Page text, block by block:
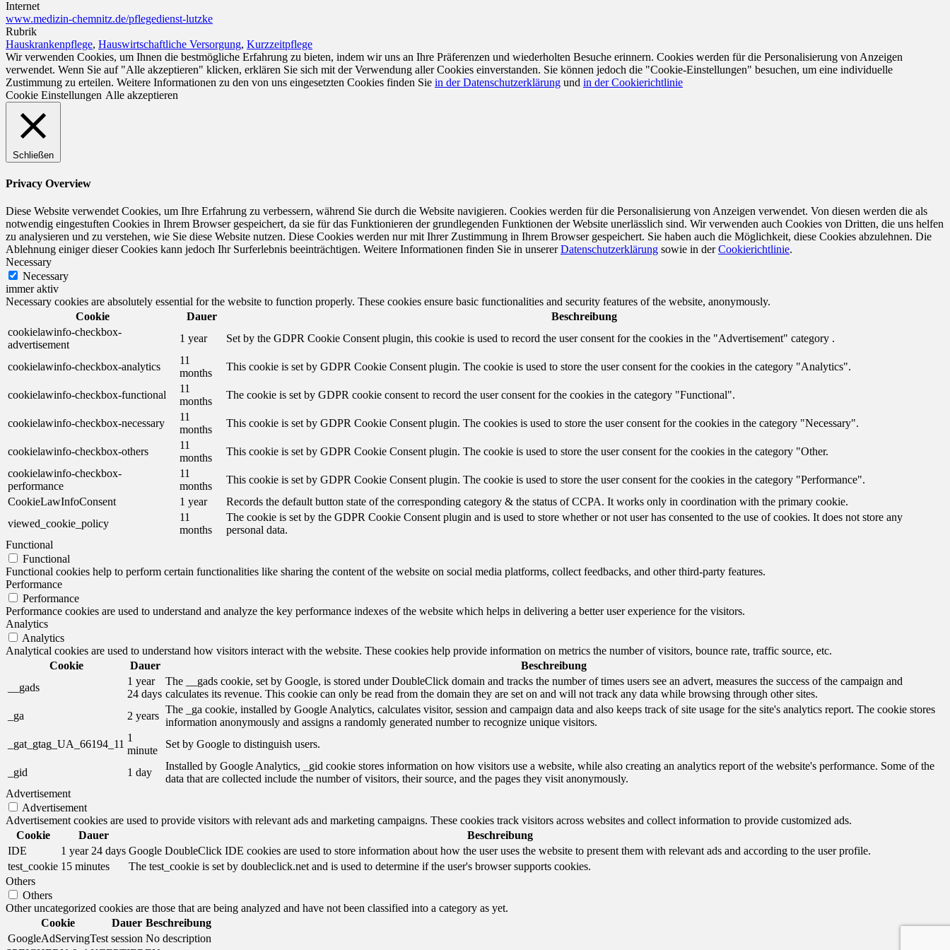
Internet
www.medizin-chemnitz.de/pflegedienst-lutzke
Rubrik
Hauskrankenpflege, Hauswirtschaftliche Versorgung, Kurzzeitpflege
Wir verwenden Cookies, um Ihnen die bestmögliche Erfahrung zu bieten, indem wir uns an Ihre Präferenzen und wiederholten Besuche erinnern. Cookies werden für die Personalisierung von Anzeigen
verwendet. Wenn Sie auf "Alle akzeptieren" klicken, erklären Sie sich mit der Verwendung aller Cookies einverstanden. Sie können jedoch die "Cookie-Einstellungen" besuchen, um eine individuelle
Zustimmung zu erteilen. Weitere Informationen zu den von uns eingesetzten Cookies finden Sie in der Datenschutzerklärung und in der Cookierichtlinie
Cookie Einstellungen Alle akzeptieren
Schließen
Privacy Overview
Diese Website verwendet Cookies, um Ihre Erfahrung zu verbessern, während Sie durch die Website navigieren. Cookies werden für die Personalisierung von Anzeigen verwendet. Von diesen werden die als
notwendig eingestuften Cookies in Ihrem Browser gespeichert, da sie für das Funktionieren der grundlegenden Funktionen der Website unerlässlich sind. Wir verwenden auch Cookies von Dritten, die uns helfen
zu analysieren und zu verstehen, wie Sie diese Website nutzen. Diese Cookies werden nur mit Ihrer Zustimmung in Ihrem Browser gespeichert. Sie haben auch die Möglichkeit, diese Cookies abzulehnen. Die
Ablehnung einiger dieser Cookies kann jedoch Ihr Surferlebnis beeinträchtigen. Weitere Informationen finden Sie in unsererDatenschutzerklärung sowie in derCookierichtlinie.
Necessary
Necessary
immer aktiv
Necessary cookies are absolutely essential for the website to function properly. These cookies ensure basic functionalities and security features of the website, anonymously.
Cookie
Dauer
Beschreibung
cookielawinfo-checkbox-
advertisement
1 year Set by the GDPR Cookie Consent plugin, this cookie is used to record the user consent for the cookies in the "Advertisement" category .
cookielawinfo-checkbox-analytics
11
months
This cookie is set by GDPR Cookie Consent plugin. The cookie is used to store the user consent for the cookies in the category "Analytics".
cookielawinfo-checkbox-functional
11
months
The cookie is set by GDPR cookie consent to record the user consent for the cookies in the category "Functional".
cookielawinfo-checkbox-necessary
11
months
This cookie is set by GDPR Cookie Consent plugin. The cookies is used to store the user consent for the cookies in the category "Necessary".
cookielawinfo-checkbox-others
11
months
This cookie is set by GDPR Cookie Consent plugin. The cookie is used to store the user consent for the cookies in the category "Other.
cookielawinfo-checkbox-
performance
11
months
This cookie is set by GDPR Cookie Consent plugin. The cookie is used to store the user consent for the cookies in the category "Performance".
CookieLawInfoConsent
1 year
Records the default button state of the corresponding category & the status of CCPA. It works only in coordination with the primary cookie.
viewed_cookie_policy
11
months
The cookie is set by the GDPR Cookie Consent plugin and is used to store whether or not user has consented to the use of cookies. It does not store any
personal data.
Functional
Functional
Functional cookies help to perform certain functionalities like sharing the content of the website on social media platforms, collect feedbacks, and other third-party features.
Performance
Performance
Performance cookies are used to understand and analyze the key performance indexes of the website which helps in delivering a better user experience for the visitors.
Analytics
Analytics
Analytical cookies are used to understand how visitors interact with the website. These cookies help provide information on metrics the number of visitors, bounce rate, traffic source, etc.
Cookie
Dauer
Beschreibung
__gads
1 year
24 days
The __gads cookie, set by Google, is stored under DoubleClick domain and tracks the number of times users see an advert, measures the success of the campaign and
calculates its revenue. This cookie can only be read from the domain they are set on and will not track any data while browsing through other sites.
_ga
2 years
The _ga cookie, installed by Google Analytics, calculates visitor, session and campaign data and also keeps track of site usage for the site's analytics report. The cookie stores
information anonymously and assigns a randomly generated number to recognize unique visitors.
_gat_gtag_UA_66194_11
1
minute
Set by Google to distinguish users.
_gid 1 day
Installed by Google Analytics, _gid cookie stores information on how visitors use a website, while also creating an analytics report of the website's performance. Some of the
data that are collected include the number of visitors, their source, and the pages they visit anonymously.
Advertisement
Advertisement
Advertisement cookies are used to provide visitors with relevant ads and marketing campaigns. These cookies track visitors across websites and collect information to provide customized ads.
Cookie
Dauer
Beschreibung
IDE
1 year 24 days Google DoubleClick IDE cookies are used to store information about how the user uses the website to present them with relevant ads and according to the user profile.
test_cookie 15 minutes
The test_cookie is set by doubleclick.net and is used to determine if the user's browser supports cookies.
Others
Others
Other uncategorized cookies are those that are being analyzed and have not been classified into a category as yet.
Cookie
Dauer Beschreibung
GoogleAdServingTest session No description